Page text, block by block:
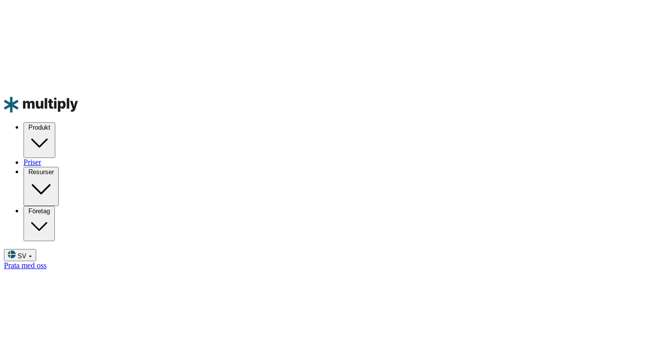
Produkt
Priser
Resurser
Företag
SV
Prata med oss